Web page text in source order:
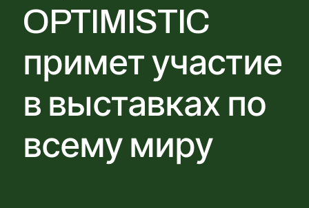
OPTIMISTIC
примет участие
в выставках по
всему миру